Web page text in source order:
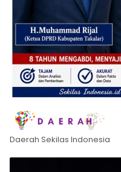
Daerah Sekilas Indonesia